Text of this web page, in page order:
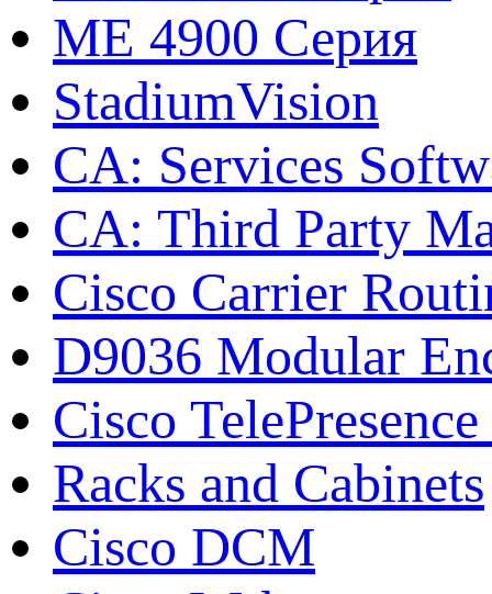
ME 4900 Серия
StadiumVision
CA: Services
CA: Third Party
Cisco Carrier
D9036 Modular
Cisco
Racks and Cabinets
Cisco DCM